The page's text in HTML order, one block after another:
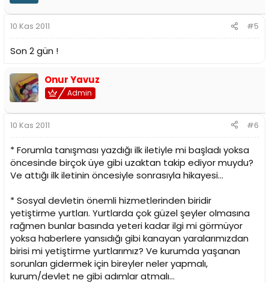
10 Kas 2011 #5
Son 2 gün !
Onur Yavuz
Admin
10 Kas 2011 #6
* Forumla tanışması yazdığı ilk iletiyle mi başladı yoksa
öncesinde birçok üye gibi uzaktan takip ediyor muydu?
Ve attığı ilk iletinin öncesiyle sonrasıyla hikayesi...
* Sosyal devletin önemli hizmetlerinden biridir
yetiştirme yurtları. Yurtlarda çok güzel şeyler olmasına
rağmen bunlar basında yeteri kadar ilgi mi görmüyor
yoksa haberlere yansıdığı gibi kanayan yaralarımızdan
birisi mi yetiştirme yurtlarımız? Ve kurumda yaşanan
sorunları gidermek için bireyler neler yapmalı,
kurum/devlet ne gibi adımlar atmalı...